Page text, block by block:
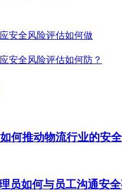
安全风险评估如何做
安全风险评估如何防？
何推动物流行业的安
员如何与员工沟通安全